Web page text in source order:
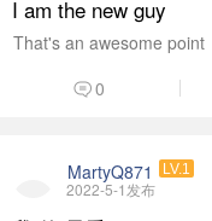
I am the new guy
That's an awesome point
0
MartyQ871 LV.1
2022-5-1发布